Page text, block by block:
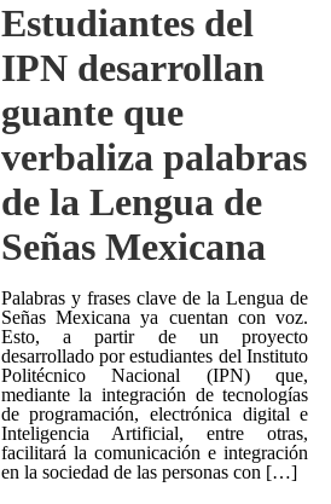
Estudiantes del
IPN desarrollan
guante que
verbaliza palabras
de la Lengua de
Señas Mexicana
Palabras y frases clave de la Lengua de
Señas Mexicana ya cuentan con voz.
Esto, a partir de un proyecto
desarrollado por estudiantes del Instituto
Politécnico Nacional (IPN) que,
mediante la integración de tecnologías
de programación, electrónica digital e
Inteligencia Artificial, entre otras,
facilitará la comunicación e integración
en la sociedad de las personas con […]